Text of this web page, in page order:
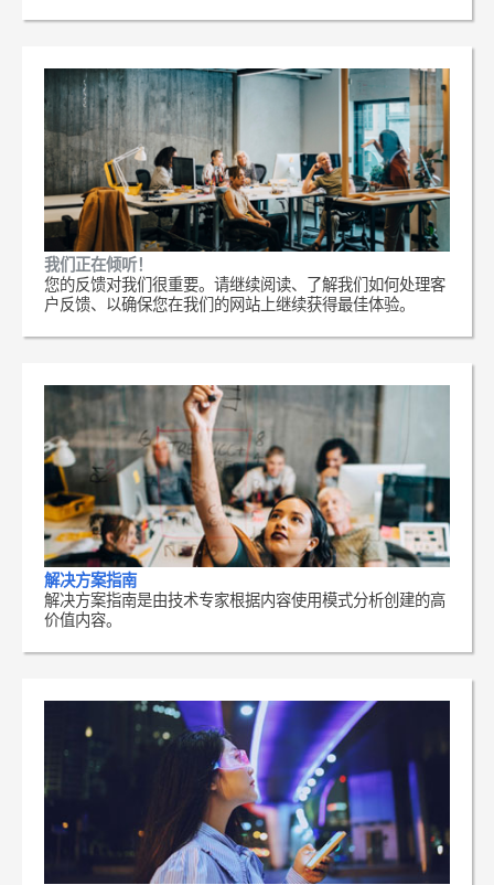
我们正在倾听！
您的反馈对我们很重要。请继续阅读、了解我们如何处理客
户反馈、以确保您在我们的网站上继续获得最佳体验。
解决方案指南
解决方案指南是由技术专家根据内容使用模式分析创建的高
价值内容。